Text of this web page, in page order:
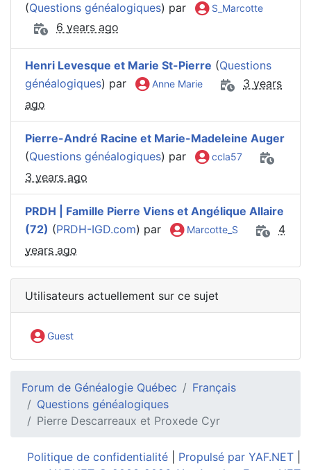
(Questions généalogiques) par S_Marcotte
6 years ago
Henri Levesque et Marie St-Pierre (Questions
généalogiques) par Anne Marie
3 years
ago
Pierre-André Racine et Marie-Madeleine Auger
(Questions généalogiques) par ccla57
3 years ago
PRDH | Famille Pierre Viens et Angélique Allaire
(72) (PRDH-IGD.com) par Marcotte_S
4
years ago
Utilisateurs actuellement sur ce sujet
Guest
Forum de Généalogie Québec
Français
Questions généalogiques
Pierre Descarreaux et Proxede Cyr
Politique de confidentialité Propulsé par YAF.NET